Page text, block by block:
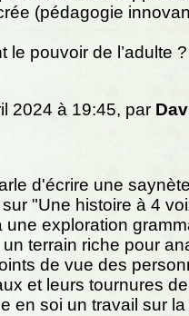
(pédagogie
le pouvoir de l’adulte ?
2024 à 19:45, par
d'écrire une
sur "Une histoire à 4
une exploration
terrain riche pour
de vue des
et leurs tournures
en soi un travail sur